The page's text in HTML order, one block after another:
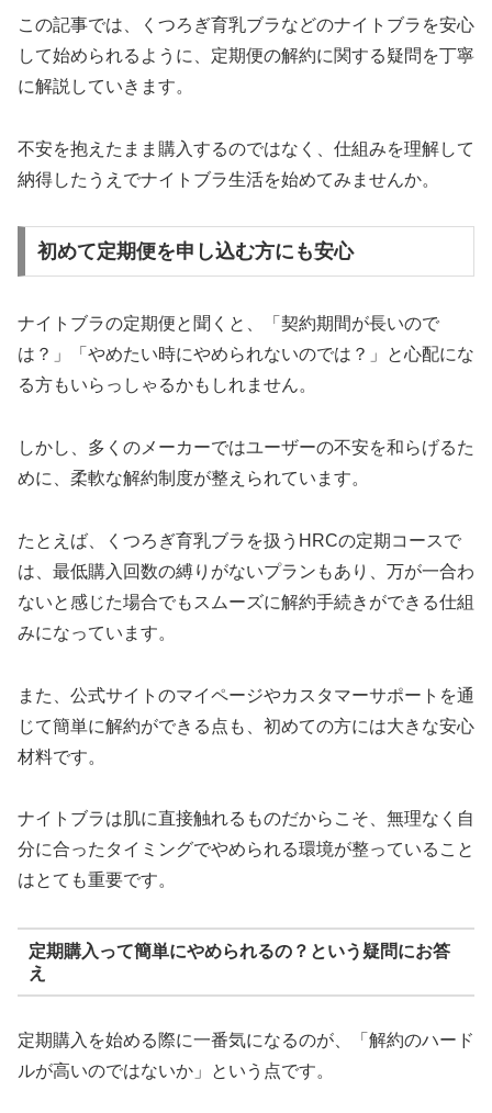
この記事では、くつろぎ育乳ブラなどのナイトブラを安心
して始められるように、定期便の解約に関する疑問を丁寧
に解説していきます。
不安を抱えたまま購入するのではなく、仕組みを理解して
納得したうえでナイトブラ生活を始めてみませんか。
初めて定期便を申し込む方にも安心
ナイトブラの定期便と聞くと、「契約期間が長いので
は？」「やめたい時にやめられないのでは？」と心配にな
る方もいらっしゃるかもしれません。
しかし、多くのメーカーではユーザーの不安を和らげるた
めに、柔軟な解約制度が整えられています。
たとえば、くつろぎ育乳ブラを扱うHRCの定期コースで
は、最低購入回数の縛りがないプランもあり、万が一合わ
ないと感じた場合でもスムーズに解約手続きができる仕組
みになっています。
また、公式サイトのマイページやカスタマーサポートを通
じて簡単に解約ができる点も、初めての方には大きな安心
材料です。
ナイトブラは肌に直接触れるものだからこそ、無理なく自
分に合ったタイミングでやめられる環境が整っていること
はとても重要です。
定期購入って簡単にやめられるの？という疑問にお答
え
定期購入を始める際に一番気になるのが、「解約のハード
ルが高いのではないか」という点です。